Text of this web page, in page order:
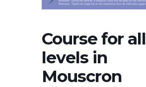
Course for all
levels in
Mouscron